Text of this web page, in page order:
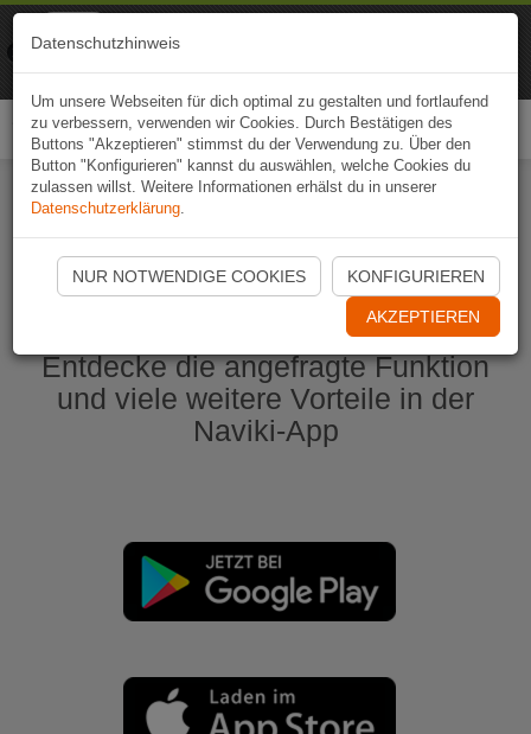
Naviki App jetzt öffnen
Entdecke die angefragte Funktion
und viele weitere Vorteile in der
Naviki-App
Datenschutzhinweis
Um unsere Webseiten für dich optimal zu gestalten und fortlaufend
zu verbessern, verwenden wir Cookies. Durch Bestätigen des
Buttons "Akzeptieren" stimmst du der Verwendung zu. Über den
Button "Konfigurieren" kannst du auswählen, welche Cookies du
zulassen willst. Weitere Informationen erhälst du in unserer
Datenschutzerklärung.
NUR NOTWENDIGE COOKIES KONFIGURIEREN
AKZEPTIEREN
Naviki